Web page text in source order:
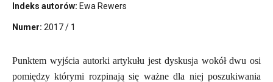
Indeks autorów: Ewa Rewers
Numer: 2017 / 1
Punktem wyjścia autorki artykułu jest dyskusja wokół dwu osi
pomiędzy którymi rozpinają się ważne dla niej poszukiwania